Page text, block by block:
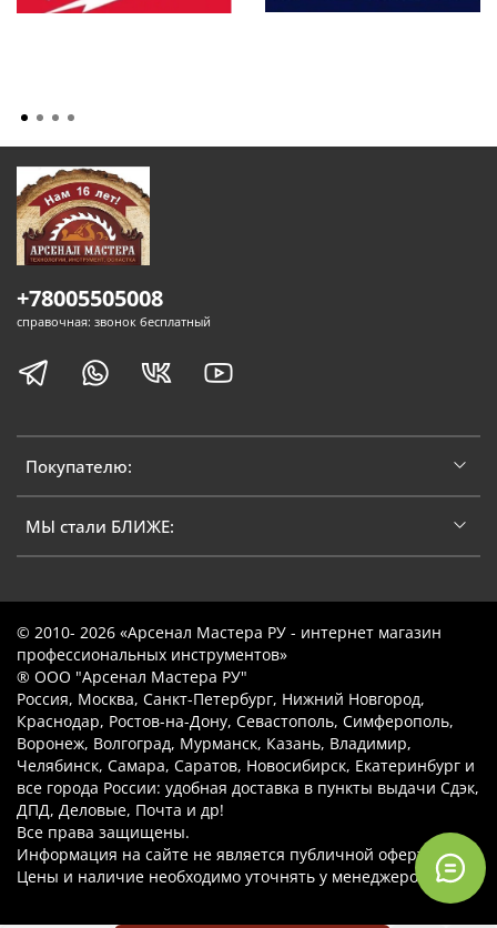
Покупателю:
МЫ стали БЛИЖЕ:
+78005505008
справочная: звонок бесплатный
© 2010- 2026 «Арсенал Мастера РУ - интернет магазин
профессиональных инструментов»
® ООО "Арсенал Мастера РУ"
Россия, Москва, Санкт-Петербург, Нижний Новгород,
Краснодар, Ростов-на-Дону, Севастополь, Симферополь,
Воронеж, Волгоград, Мурманск, Казань, Владимир,
Челябинск, Самара, Саратов, Новосибирск, Екатеринбург и
все города России: удобная доставка в пункты выдачи Сдэк,
ДПД, Деловые, Почта и др!
Все права защищены.
Информация на сайте не является публичной офертой.
Цены и наличие необходимо уточнять у менеджеров.